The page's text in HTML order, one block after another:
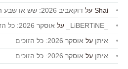
Shai על דוקאביב 2026: שש או שבע המלצות
על אוסקר 2026: כל הזוכים
איתן על אוסקר 2026: כל הזוכים
איתן על אוסקר 2026: כל הזוכים